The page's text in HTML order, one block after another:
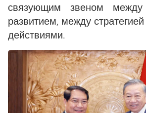
связующим звеном
развитием, между
действиями.